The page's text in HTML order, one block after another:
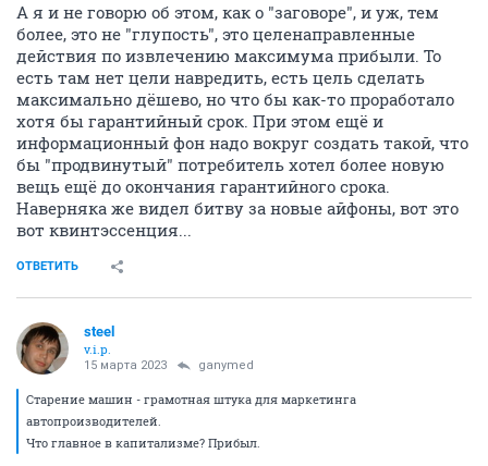
А я и не говорю об этом, как о "заговоре", и уж, тем
более, это не "глупость", это целенаправленные
действия по извлечению максимума прибыли. То
есть там нет цели навредить, есть цель сделать
максимально дёшево, но что бы как-то проработало
хотя бы гарантийный срок. При этом ещё и
информационный фон надо вокруг создать такой, что
бы "продвинутый" потребитель хотел более новую
вещь ещё до окончания гарантийного срока.
Наверняка же видел битву за новые айфоны, вот это
вот квинтэссенция...
ОТВЕТИТЬ
steel
v.i.p.
15 марта 2023 ganymed
Старение машин - грамотная штука для маркетинга
автопроизводителей.
Что главное в капитализме? Прибыл.